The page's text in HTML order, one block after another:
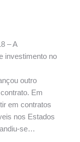
– A
investimento no
outro
Em
em contratos
nos Estados
se…